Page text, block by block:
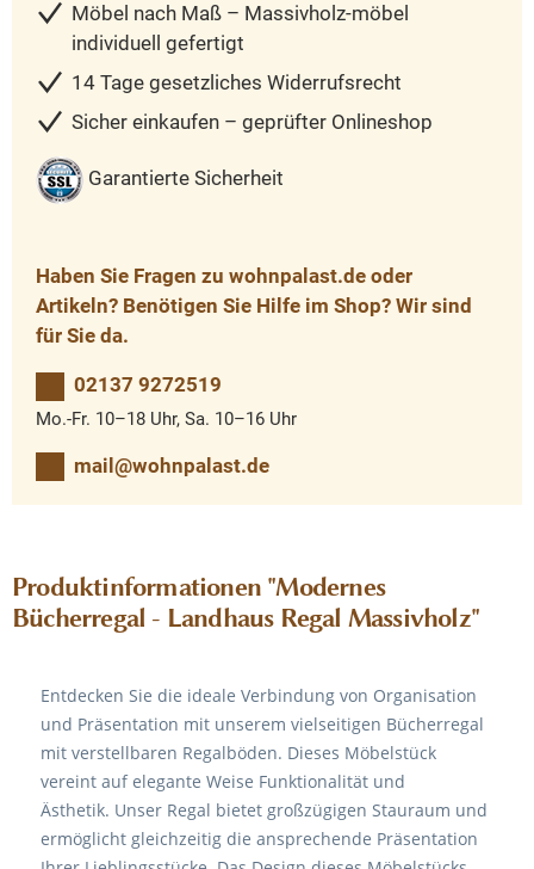
Möbel nach Maß – Massivholz-möbel
individuell gefertigt
14 Tage gesetzliches Widerrufsrecht
Sicher einkaufen – geprüfter Onlineshop
Garantierte Sicherheit
Haben Sie Fragen zu wohnpalast.de oder
Artikeln? Benötigen Sie Hilfe im Shop? Wir sind
für Sie da.
02137 9272519
Mo.-Fr. 10–18 Uhr, Sa. 10–16 Uhr
mail@wohnpalast.de
Produktinformationen "Modernes
Bücherregal - Landhaus Regal Massivholz"
Entdecken Sie die ideale Verbindung von Organisation
und Präsentation mit unserem vielseitigen Bücherregal
mit verstellbaren Regalböden. Dieses Möbelstück
vereint auf elegante Weise Funktionalität und
Ästhetik. Unser Regal bietet großzügigen Stauraum und
ermöglicht gleichzeitig die ansprechende Präsentation